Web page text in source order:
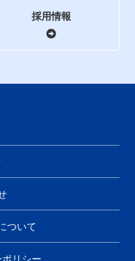
採用情報
ついて